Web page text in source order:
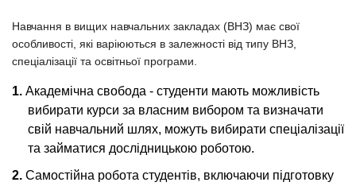
Навчання в вищих навчальних закладах (ВНЗ) має свої
особливості, які варіюються в залежності від типу ВНЗ,
спеціалізації та освітньої програми.
Академічна свобода - студенти мають можливість
вибирати курси за власним вибором та визначати
свій навчальний шлях, можуть вибирати спеціалізації
та займатися дослідницькою роботою.
Самостійна робота студентів, включаючи підготовку